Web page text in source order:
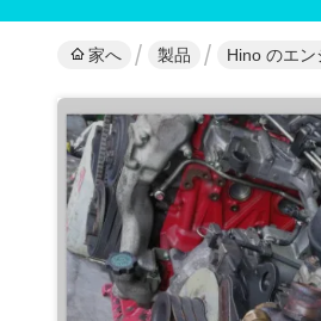
家へ 製品 Hino のエン